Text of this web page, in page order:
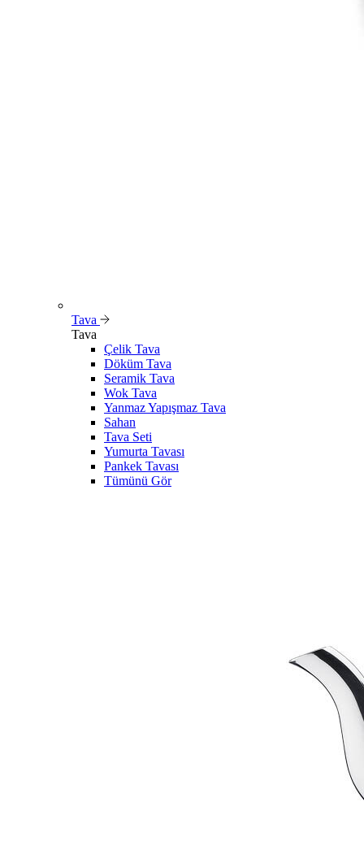
Tava
Tava
Çelik Tava
Döküm Tava
Seramik Tava
Wok Tava
Yanmaz Yapışmaz Tava
Sahan
Tava Seti
Yumurta Tavası
Pankek Tavası
Tümünü Gör